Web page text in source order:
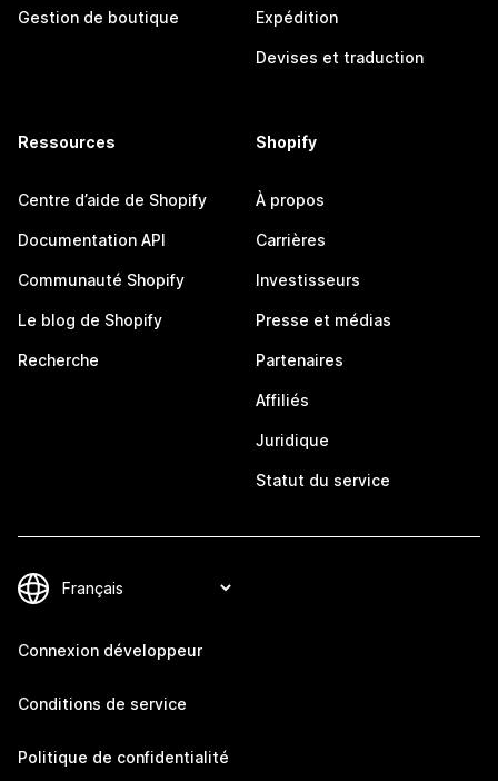
Gestion de boutique Expédition
Devises et traduction
Ressources
Centre d’aide de Shopify
Documentation API
Communauté Shopify
Le blog de Shopify
Recherche
Shopify
À propos
Carrières
Investisseurs
Presse et médias
Partenaires
Affiliés
Juridique
Statut du service
Connexion développeur
Conditions de service
Politique de confidentialité